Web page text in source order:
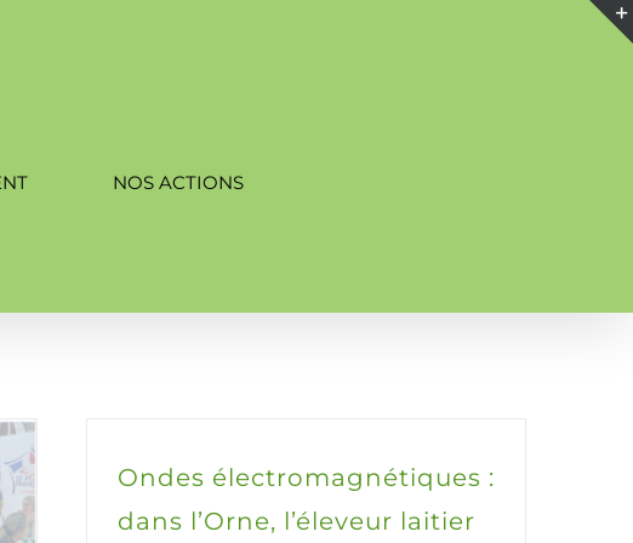
NOS ACTIONS
Ondes électromagnétiques :
dans l’Orne, l’éleveur laitier